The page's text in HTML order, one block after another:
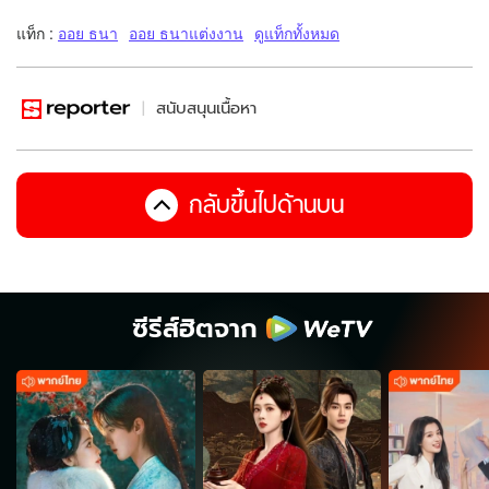
แท็ก : ออย ธนา ออย ธนาแต่งงาน ดูแท็กทั้งหมด
สนับสนุนเนื้อหา
กลับขึ้นไปด้านบน
ซีรีส์ฮิตจาก